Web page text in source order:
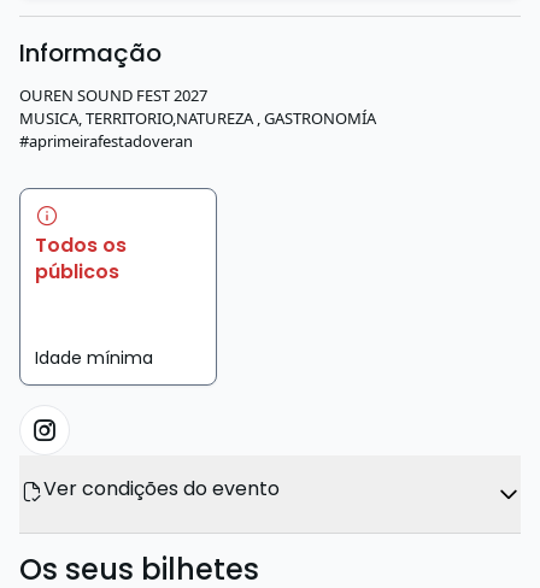
Informação
OUREN SOUND FEST 2027
MUSICA, TERRITORIO,NATUREZA , GASTRONOMÍA
#aprimeirafestadoveran
Todos os
públicos
Idade mínima
Ver condições do evento
Os seus bilhetes